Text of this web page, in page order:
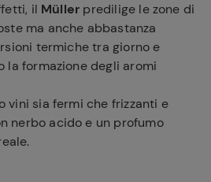
il Müller predilige le zone di
ma anche abbastanza
termiche tra giorno e
la formazione degli aromi
vini sia fermi che frizzanti e
nerbo acido e un profumo